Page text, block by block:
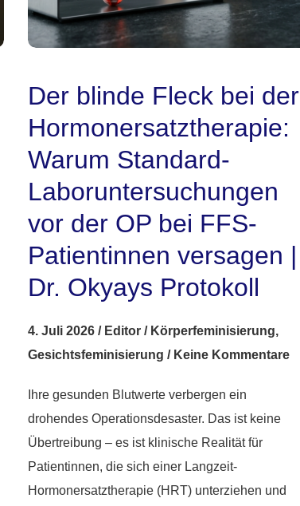
Der blinde Fleck bei der
Hormonersatztherapie:
Warum Standard-
Laboruntersuchungen
vor der OP bei FFS-
Patientinnen versagen |
Dr. Okyays Protokoll
4. Juli 2026 / Editor / Körperfeminisierung,
Gesichtsfeminisierung / Keine Kommentare
Ihre gesunden Blutwerte verbergen ein
drohendes Operationsdesaster. Das ist keine
Übertreibung – es ist klinische Realität für
Patientinnen, die sich einer Langzeit-
Hormonersatztherapie (HRT) unterziehen und